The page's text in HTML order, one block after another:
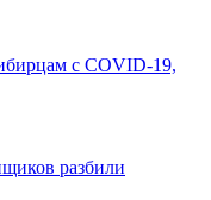
с COVID-19,
разбили